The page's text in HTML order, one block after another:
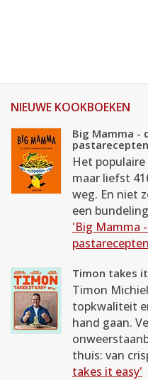
NIEUWE KOOKBOEKEN
Big Mamma -
pastarecepten
Het
maar liefst
weg. En niet
een
'Big Mamma
Timon takes
Timon
topkwaliteit
hand gaan.
thuis: van
takes it easy'